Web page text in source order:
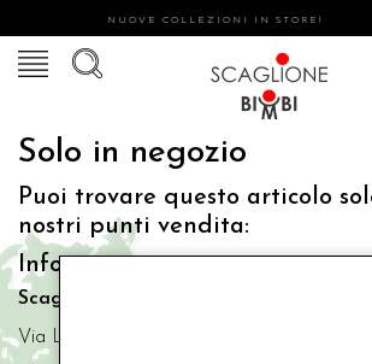
NUOVE COLLEZIONI IN STORE!
Solo in negozio
Puoi trovare questo articolo
nostri punti vendita:
Info contatti
Scaglione Bimbi di Iacono Maria Angela
Via Luigi Mazzella,73 80077 Ischia